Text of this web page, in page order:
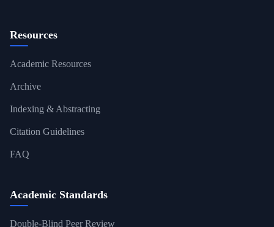
Resources
Academic Resources
Archive
Indexing & Abstracting
Citation Guidelines
FAQ
Academic Standards
Double-Blind Peer Review